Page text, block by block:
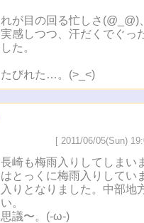
が目の回る忙しさ(@_@)
感しつつ、汗だくでぐっ
た。
びれた…。(>_<)
[ 2011/06/05(Sun)
崎も梅雨入りしてしまい
とっくに梅雨入りしてい
りとなりました。中部地
。
議〜。(-ω-)